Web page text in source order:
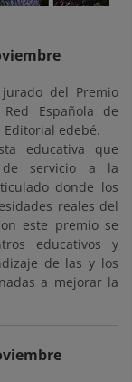
del Premio
Española de
Editorial edebé.
educativa que
de servicio a la
donde los
reales del
este premio se
educativos y
de las y los
a mejorar la